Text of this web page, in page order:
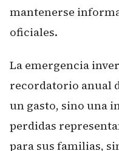
mantenerse
oficiales.
La emergencia
recordatorio anual
un gasto, sino una
perdidas
para sus familias,